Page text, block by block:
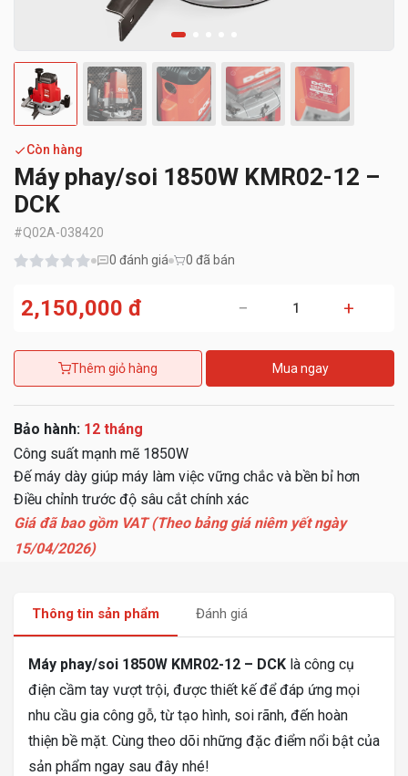
Còn hàng
Máy phay/soi 1850W KMR02-12 –
DCK
#Q02A-038420
0 đánh giá 0 đã bán
2,150,000 đ − +
Thêm giỏ hàng Mua ngay
Bảo hành: 12 tháng
Công suất mạnh mẽ 1850W
Đế máy dày giúp máy làm việc vững chắc và bền bỉ hơn
Điều chỉnh trước độ sâu cắt chính xác
Giá đã bao gồm VAT (Theo bảng giá niêm yết ngày
15/04/2026)
Thông tin sản phẩm Đánh giá
Máy phay/soi 1850W KMR02-12 – DCK là công cụ
điện cầm tay vượt trội, được thiết kế để đáp ứng mọi
nhu cầu gia công gỗ, từ tạo hình, soi rãnh, đến hoàn
thiện bề mặt. Cùng theo dõi những đặc điểm nổi bật của
sản phẩm ngay sau đây nhé!